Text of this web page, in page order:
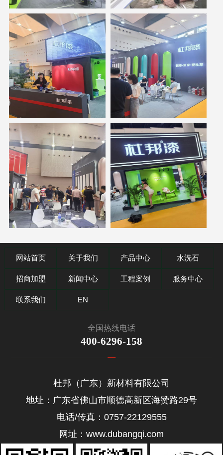
网站首页 关于我们 产品中心 水洗石
招商加盟 新闻中心 工程案例 服务中心
联系我们 EN
全国热线电话
400-6296-158
杜邦（广东）新材料有限公司
地址：广东省佛山市顺德高新区海赞路29号
电话/传真：0757-22129555
网址：www.dubangqi.com